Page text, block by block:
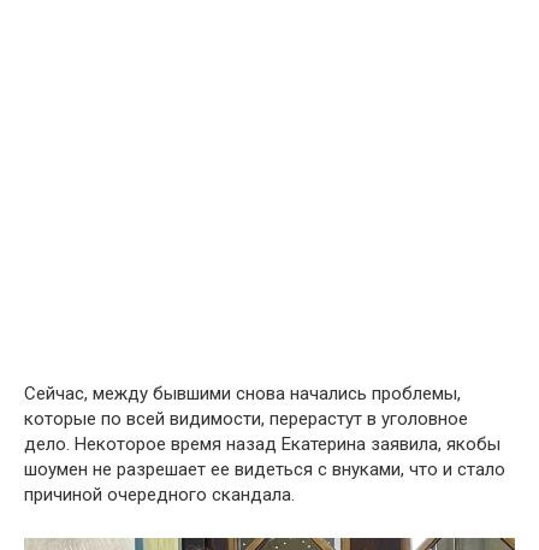
Сейчас, между бывшими снова начались проблемы,
которые по всей видимости, перерастут в уголовное
дело. Некоторое время назад Екатерина заявила, якобы
шоумен не разрешает ее видеться с внуками, что и стало
причиной очередного скандала.